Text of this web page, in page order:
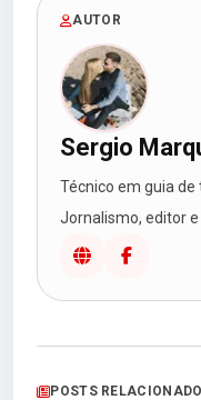
AUTOR
Sergio
Técnico em guia
Jornalismo, editor e
POSTS